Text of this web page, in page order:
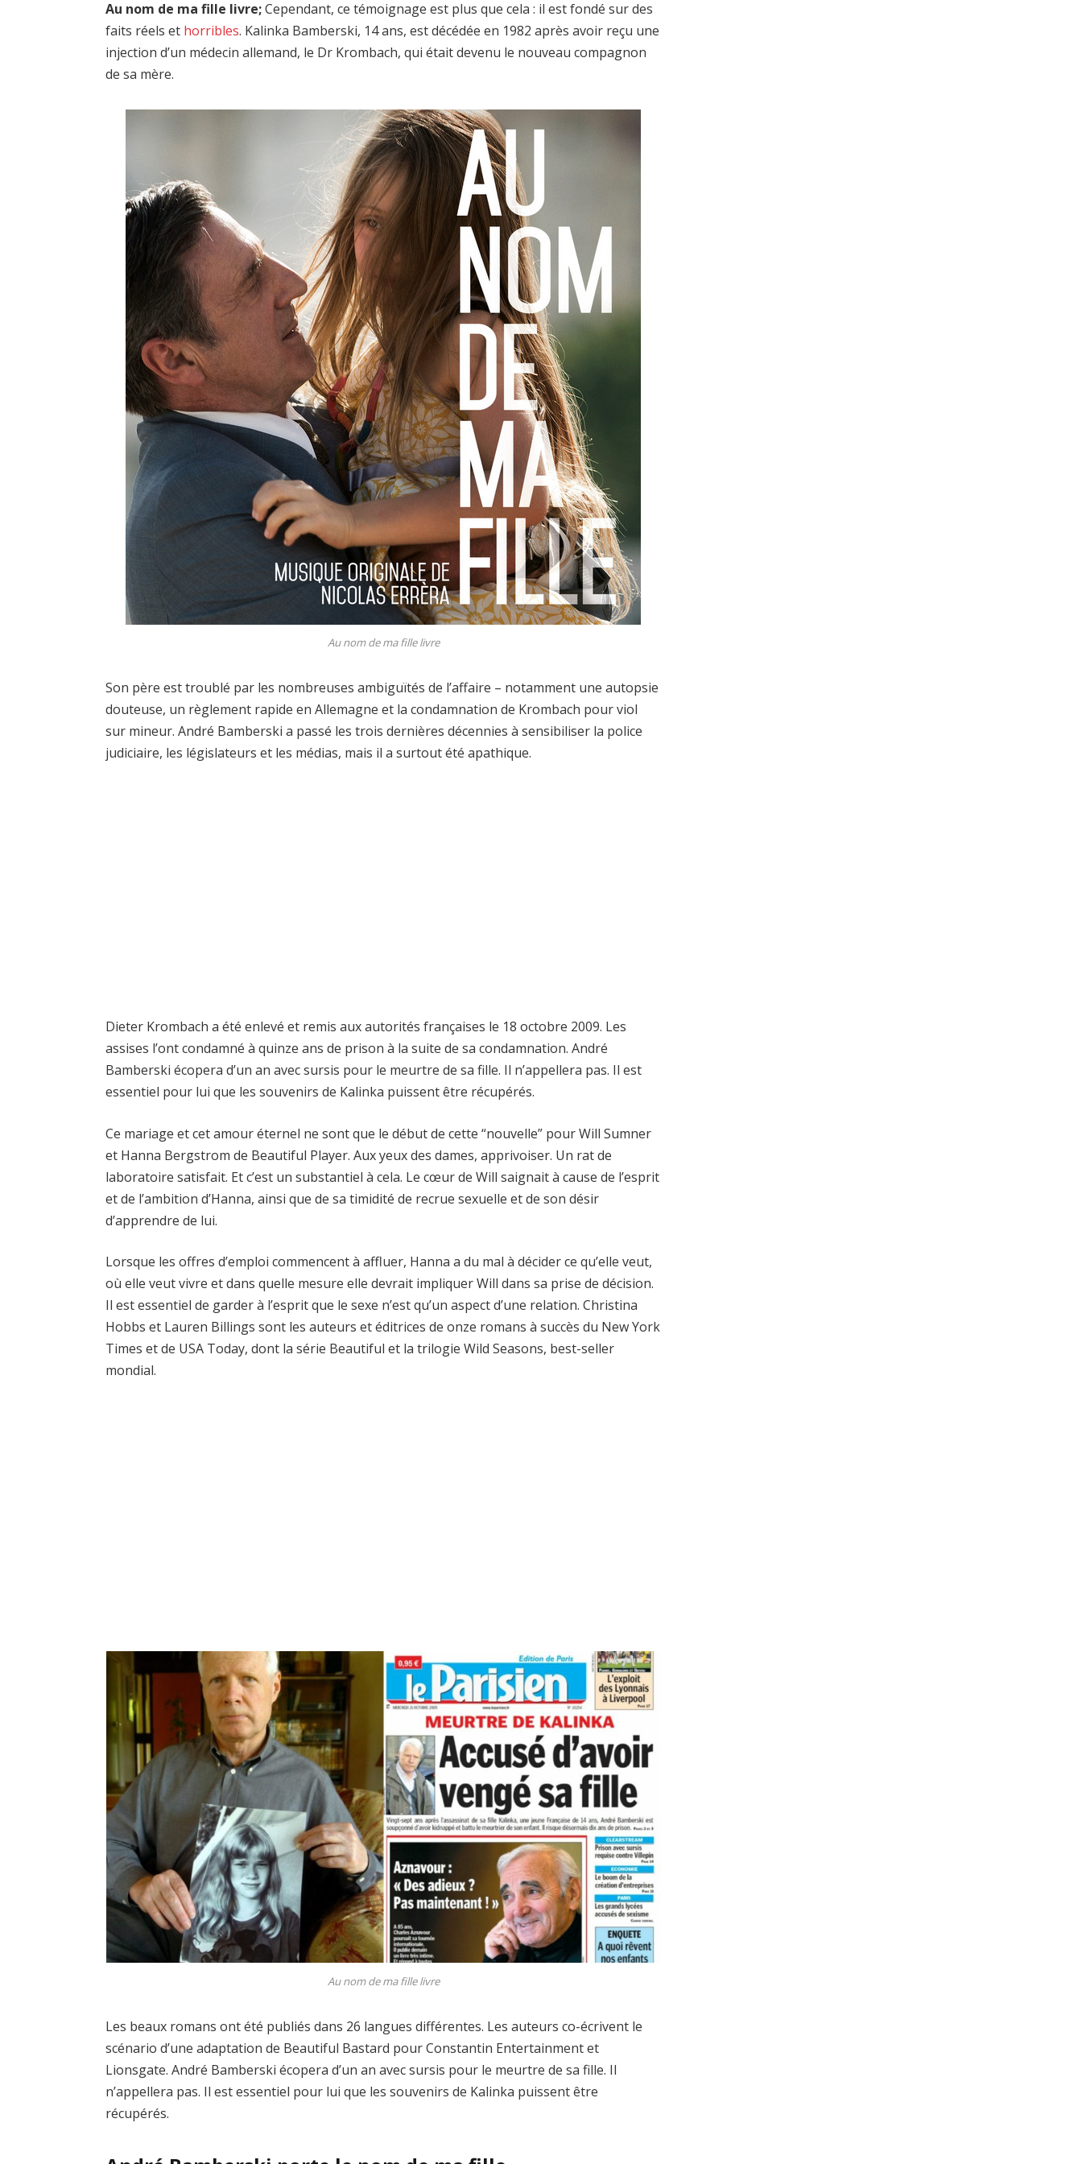
Au nom de ma fille livre;Cependant, ce témoignage est plus que cela : il est fondé sur des
faits réels et horribles. Kalinka Bamberski, 14 ans, est décédée en 1982 après avoir reçu une
injection d’un médecin allemand, le Dr Krombach, qui était devenu le nouveau compagnon
de sa mère.
Au nom de ma fille livre
Son père est troublé par les nombreuses ambiguïtés de l’affaire – notamment une autopsie
douteuse, un règlement rapide en Allemagne et la condamnation de Krombach pour viol
sur mineur. André Bamberski a passé les trois dernières décennies à sensibiliser la police
judiciaire, les législateurs et les médias, mais il a surtout été apathique.
Dieter Krombach a été enlevé et remis aux autorités françaises le 18 octobre 2009. Les
assises l’ont condamné à quinze ans de prison à la suite de sa condamnation. André
Bamberski écopera d’un an avec sursis pour le meurtre de sa fille. Il n’appellera pas. Il est
essentiel pour lui que les souvenirs de Kalinka puissent être récupérés.
Ce mariage et cet amour éternel ne sont que le début de cette “nouvelle” pour Will Sumner
et Hanna Bergstrom de Beautiful Player. Aux yeux des dames, apprivoiser. Un rat de
laboratoire satisfait. Et c’est un substantiel à cela. Le cœur de Will saignait à cause de l’esprit
et de l’ambition d’Hanna, ainsi que de sa timidité de recrue sexuelle et de son désir
d’apprendre de lui.
Lorsque les offres d’emploi commencent à affluer, Hanna a du mal à décider ce qu’elle veut,
où elle veut vivre et dans quelle mesure elle devrait impliquer Will dans sa prise de décision.
Il est essentiel de garder à l’esprit que le sexe n’est qu’un aspect d’une relation. Christina
Hobbs et Lauren Billings sont les auteurs et éditrices de onze romans à succès du New York
Times et de USA Today, dont la série Beautiful et la trilogie Wild Seasons, best-seller
mondial.
Au nom de ma fille livre
Les beaux romans ont été publiés dans 26 langues différentes. Les auteurs co-écrivent le
scénario d’une adaptation de Beautiful Bastard pour Constantin Entertainment et
Lionsgate. André Bamberski écopera d’un an avec sursis pour le meurtre de sa fille. Il
n’appellera pas. Il est essentiel pour lui que les souvenirs de Kalinka puissent être
récupérés.